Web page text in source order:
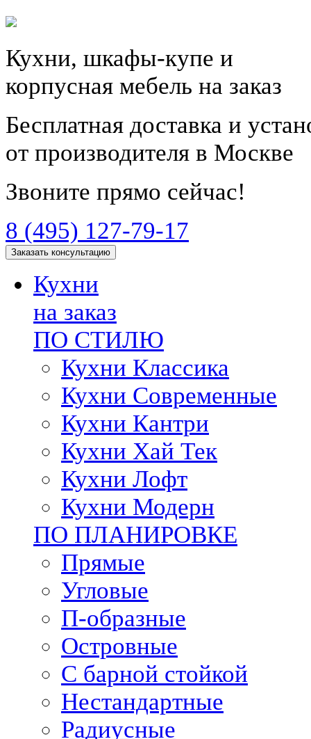
Кухни, шкафы-купе и
корпусная мебель на заказ
Бесплатная доставка и
от производителя в Москве
Звоните прямо сейчас!
8 (495) 127-79-17
Заказать консультацию
Кухни
на заказ
ПО СТИЛЮ
Кухни Классика
Кухни Современные
Кухни Кантри
Кухни Хай Тек
Кухни Лофт
Кухни Модерн
ПО ПЛАНИРОВКЕ
Прямые
Угловые
П-образные
Островные
С барной стойкой
Нестандартные
Радиусные